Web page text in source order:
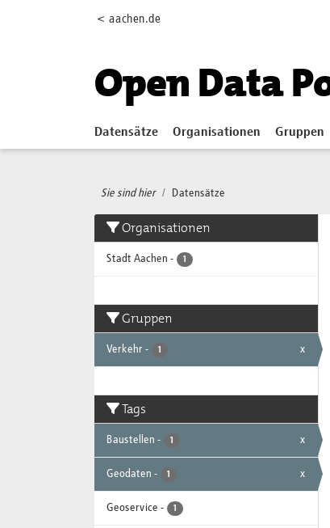
< aachen.de
Open Data
Datensätze Organisationen Gruppen
Sie sind hier Datensätze
Organisationen
Stadt Aachen - 1
Gruppen
Verkehr - 1 x
Tags
Baustellen - 1 x
Geodaten - 1 x
Geoservice - 1